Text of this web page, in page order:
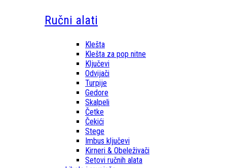
Ručni alati
Klešta
Klešta za pop nitne
Ključevi
Odvijači
Turpije
Gedore
Skalpeli
Četke
Čekići
Stege
Imbus ključevi
Kirneri & Obeleživači
Setovi ručnih alata